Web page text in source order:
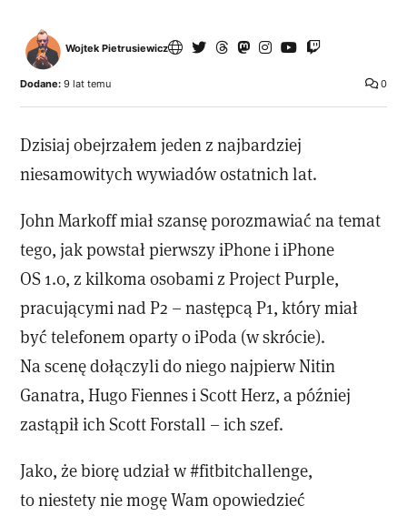
Wojtek Pietrusiewicz
0
Dodane: 9 lat temu
Dzisiaj obejrzałem jeden z najbardziej
niesamowitych wywiadów ostatnich lat.
John Markoff miał szansę porozmawiać na temat
tego, jak powstał pierwszy iPhone i iPhone
OS 1.0, z kilkoma osobami z Project Purple,
pracującymi nad P2 – następcą P1, który miał
być telefonem oparty o iPoda (w skrócie).
Na scenę dołączyli do niego najpierw Nitin
Ganatra, Hugo Fiennes i Scott Herz, a później
zastąpił ich Scott Forstall – ich szef.
Jako, że biorę udział w #fitbitchallenge,
to niestety nie mogę Wam opowiedzieć